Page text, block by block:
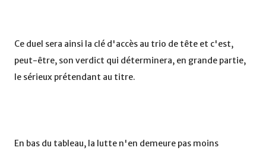
Ce duel sera ainsi la clé d'accès au trio de tête et c'est,
peut-être, son verdict qui déterminera, en grande partie,
le sérieux prétendant au titre.
En bas du tableau, la lutte n'en demeure pas moins